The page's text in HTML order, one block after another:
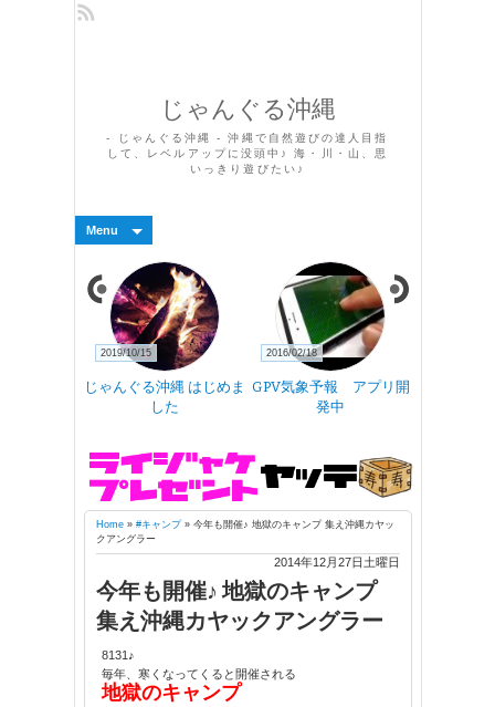
じゃんぐる沖縄
- じゃんぐる沖縄 - 沖縄で自然遊びの達人目指
して、レベルアップに没頭中♪ 海・川・山、思
いっきり遊びたい♪
Menu
じゃんぐる沖縄 はじめま
した
2019/10/15
GPV気象予報 アプリ開
発中
2016/02/18
Home» #キャンプ» 今年も開催♪ 地獄のキャンプ 集え沖縄カヤッ
クアングラー
2014年12月27日土曜日
今年も開催♪ 地獄のキャンプ
集え沖縄カヤックアングラー
8131♪
毎年、寒くなってくると開催される
地獄のキャンプ